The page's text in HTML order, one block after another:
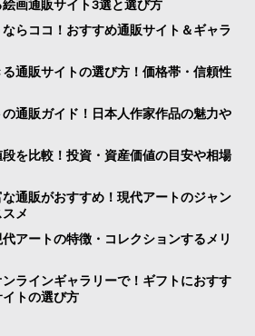
画通販サイト3選と選び方
らココ！おすすめ通販サイト＆ギャラ
通販サイトの選び方！価格帯・信頼性
通販ガイド！日本人作家作品の魅力や
を比較！投資・資産価値の目安や相場
通販がおすすめ！現代アートのジャン
メ
アートの特徴・コレクションするメリ
ラインギャラリーで！ギフトにおすす
トの選び方